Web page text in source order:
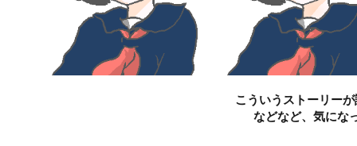
こういうストーリー
などなど、気にな